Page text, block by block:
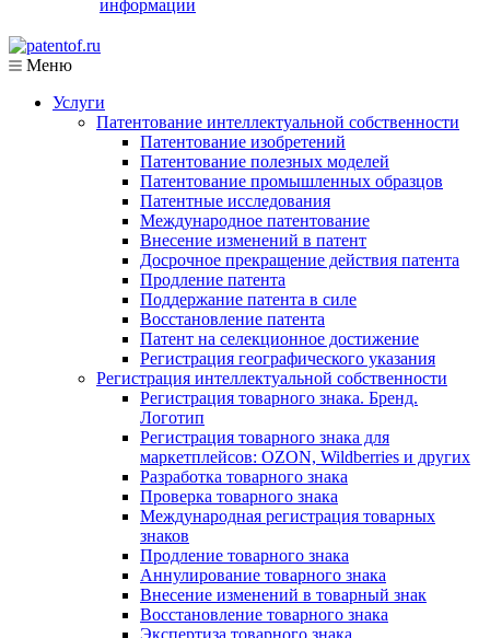
информации
Меню
Услуги
Патентование интеллектуальной собственности
Патентование изобретений
Патентование полезных моделей
Патентование промышленных образцов
Патентные исследования
Международное патентование
Внесение изменений в патент
Досрочное прекращение действия патента
Продление патента
Поддержание патента в силе
Восстановление патента
Патент на селекционное достижение
Регистрация географического указания
Регистрация интеллектуальной собственности
Регистрация товарного знака. Бренд.
Логотип
Регистрация товарного знака для
маркетплейсов: OZON, Wildberries и других
Разработка товарного знака
Проверка товарного знака
Международная регистрация товарных
знаков
Продление товарного знака
Аннулирование товарного знака
Внесение изменений в товарный знак
Восстановление товарного знака
Экспертиза товарного знака